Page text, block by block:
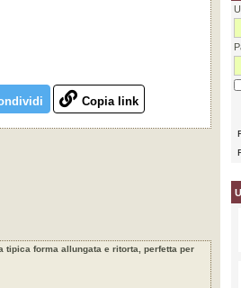
Copia link
tipica forma allungata e ritorta, perfetta per